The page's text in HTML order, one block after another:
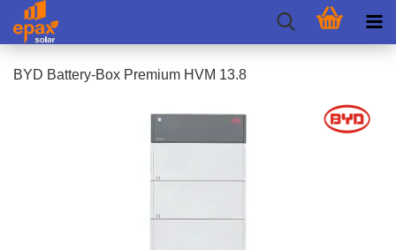
BYD Battery-​Box Pre­mi­um HVM 13.8